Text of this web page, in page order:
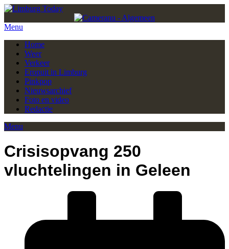
Menu
Home
Weer
Verkeer
Eropuit in Limburg
Pinkpop
Nieuwsarchief
Foto en video
Redactie
Menu
Crisisopvang 250
vluchtelingen in Geleen